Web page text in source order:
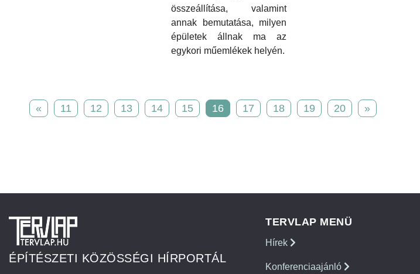
összeállítása, valamint
annak bemutatása, milyen
épületek állnak ma az
egykori műemlékek helyén.
« 11 12 13 14 15 16 17 18 19 20 »
ÉPÍTÉSZETI KÖZÖSSÉGI HÍRPORTÁL
TERVLAP MENÜ
Hírek
Konferenciaajánló